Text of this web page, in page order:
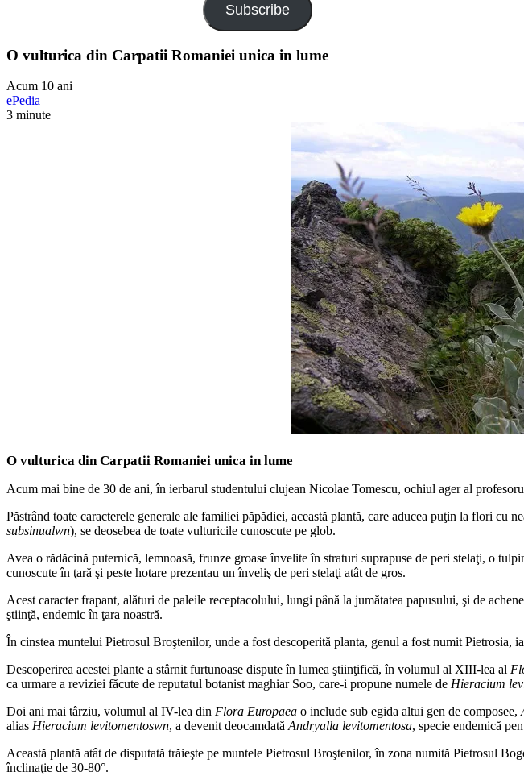
Subscribe
O vulturica din Carpatii Romaniei unica in lume
Acum 10 ani
ePedia
3 minute
O vulturica din Carpatii Romaniei unica in lume
Acum mai bine de 30 de ani, în ierbarul studentului clujean Nicolae Tomescu, ochiul ager al
Păstrând toate caracterele generale ale familiei păpădiei, această plantă, care aducea puţin la flori cu
subsinualwn), se deosebea de toate vulturicile cunoscute pe glob.
Avea o rădăcină puternică, lemnoasă, frunze groase învelite în straturi suprapuse de peri stelaţi, o
cunoscute în ţară şi peste hotare prezentau un înveliş de peri stelaţi atât de gros.
Acest caracter frapant, alături de paleile receptacolului, lungi până la jumătatea papusului, şi de
ştiinţă, endemic în ţara noastră.
În cinstea muntelui Pietrosul Broştenilor, unde a fost descoperită planta, genul a fost numit Pietrosia,
Descoperirea acestei plante a stârnit furtunoase dispute în lumea ştiinţifică, în volumul al XIII-lea al
ca urmare a reviziei făcute de reputatul botanist maghiar Soo, care-i propune numele de Hieracium
Doi ani mai târziu, volumul al IV-lea din Flora Europaea o include sub egida altui gen de composee,
alias Hieracium levitomentoswn, a devenit deocamdată Andryalla levitomentosa, specie endemică
Această plantă atât de disputată trăieşte pe muntele Pietrosul Broştenilor, în zona numită Pietrosul
înclinaţie de 30-80°.